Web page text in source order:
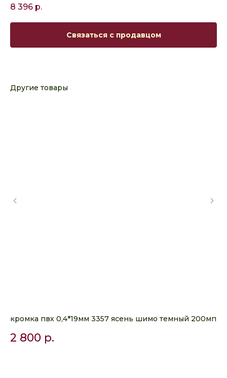
8 396 р.
Связаться с продавцом
Другие товары
кромка пвх 0,4*19мм 3357 ясень шимо темный 200мп
2 800 р.